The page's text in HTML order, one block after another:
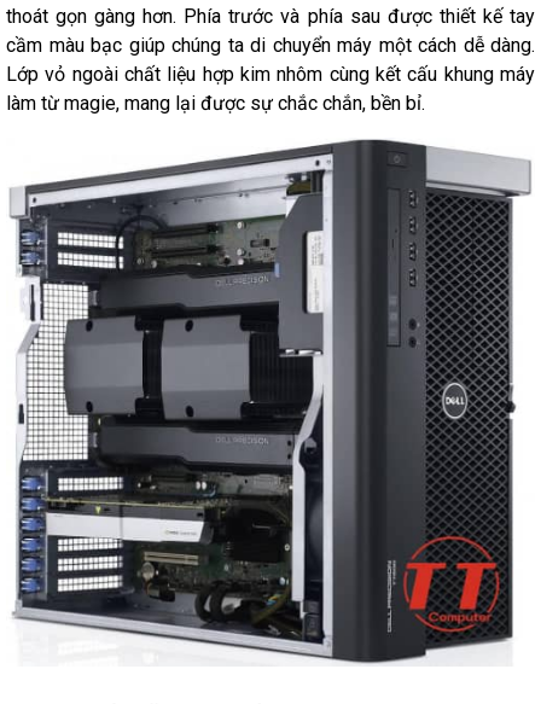
thoát gọn gàng hơn. Phía trước và phía sau được thiết kế tay
cầm màu bạc giúp chúng ta di chuyển máy một cách dễ dàng.
Lớp vỏ ngoài chất liệu hợp kim nhôm cùng kết cấu khung máy
làm từ magie, mang lại được sự chắc chắn, bền bỉ.